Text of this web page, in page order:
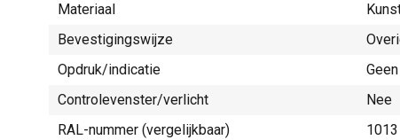
Materiaal
Bevestigingswijze
Opdruk/indicatie
Geen
Controlevenster/verlicht
Nee
RAL-nummer (vergelijkbaar)
1013